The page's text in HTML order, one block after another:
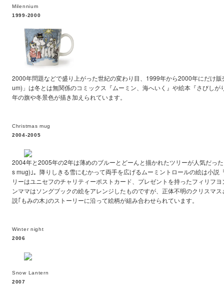
Milennium
1999-2000
2000年問題などで盛り上がった世紀の変わり目、1999年から2000年にだけ
um)」は冬とは無関係のコミックス『ムーミン、海へいく』や絵本『さびし
年の旗や冬景色が描き加えられています。
Christmas mug
2004-2005
2004年と2005年の2年は薄めのブルーとどーんと描かれたツリーが人気だっ
s mug)｣。降りしきる雪にむかって両手を広げるムーミントロールの絵は小説
リーはユニセフのチャリティーポストカード、プレゼントを持ったフィリフ
ンママはソングブックの絵をアレンジしたものですが、正体不明のクリスマ
説｢もみの木｣のストーリーに沿って絵柄が組み合わせられています。
Winter night
2006
Snow Lantern
2007